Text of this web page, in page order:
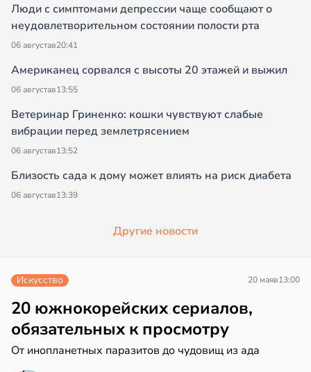
Люди с симптомами депрессии чаще сообщают о
неудовлетворительном состоянии полости рта
06 августав20:41
Американец сорвался с высоты 20 этажей и выжил
06 августав13:55
Ветеринар Гриненко: кошки чувствуют слабые
вибрации перед землетрясением
06 августав13:52
Близость сада к дому может влиять на риск диабета
06 августав13:39
Другие новости
Искусство 20 маяв13:00
20 южнокорейских сериалов,
обязательных к просмотру
От инопланетных паразитов до чудовищ из ада